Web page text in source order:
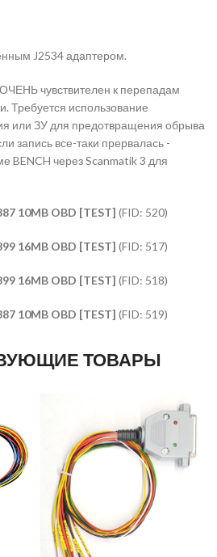
J2534 адаптером.
чувствителен к перепадам
Требуется использование
или ЗУ для предотвращения обрыва
запись все-таки прервалась -
BENCH через Scanmatik 3 для
10MB OBD [TEST] (FID: 520)
16MB OBD [TEST] (FID: 517)
16MB OBD [TEST] (FID: 518)
10MB OBD [TEST] (FID: 519)
ТОВАРЫ